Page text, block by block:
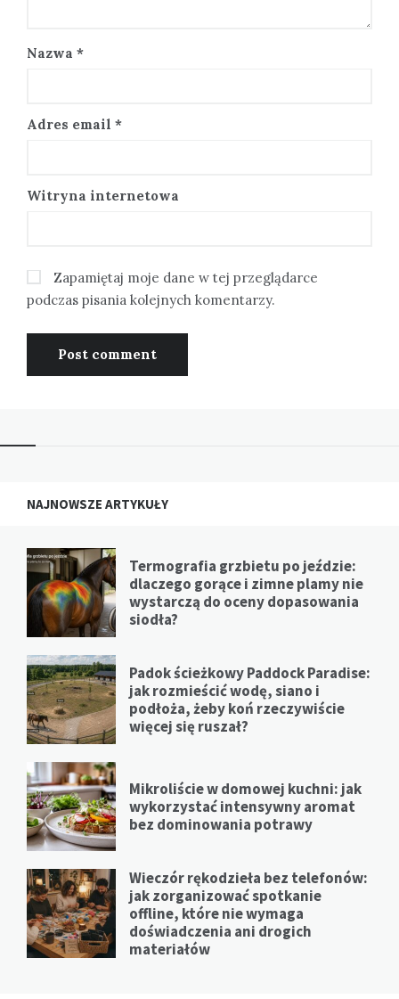
Nazwa *
Adres email *
Witryna internetowa
Zapamiętaj moje dane w tej przeglądarce
podczas pisania kolejnych komentarzy.
NAJNOWSZE ARTYKUŁY
Termografia grzbietu po jeździe:
dlaczego gorące i zimne plamy nie
wystarczą do oceny dopasowania
siodła?
Padok ścieżkowy Paddock Paradise:
jak rozmieścić wodę, siano i
podłoża, żeby koń rzeczywiście
więcej się ruszał?
Mikroliście w domowej kuchni: jak
wykorzystać intensywny aromat
bez dominowania potrawy
Wieczór rękodzieła bez telefonów:
jak zorganizować spotkanie
offline, które nie wymaga
doświadczenia ani drogich
materiałów